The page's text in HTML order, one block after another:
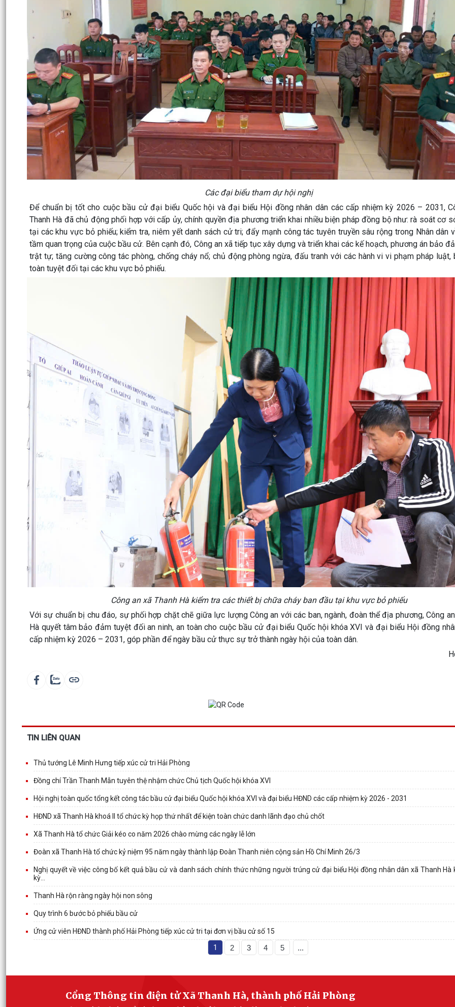
Các đại biểu tham dự hội nghị
Để chuẩn bị tốt cho cuộc bầu cử đại biểu Quốc hội và đại biểu Hội đồng nhân dân các cấp nhiệm kỳ 2026 – 2031,
Thanh Hà đã chủ động phối hợp với cấp ủy, chính quyền địa phương triển khai nhiều biện pháp đồng bộ như: rà soát cơ
tại các khu vực bỏ phiếu; kiểm tra, niêm yết danh sách cử tri; đẩy mạnh công tác tuyên truyền sâu rộng trong Nhân dân
tầm quan trọng của cuộc bầu cử. Bên cạnh đó, Công an xã tiếp tục xây dựng và triển khai các kế hoạch, phương án bảo
trật tự; tăng cường công tác phòng, chống cháy nổ; chủ động phòng ngừa, đấu tranh với các hành vi vi phạm pháp luật,
toàn tuyệt đối tại các khu vực bỏ phiếu.
Công an xã Thanh Hà kiểm tra các thiết bị chữa cháy ban đầu tại khu vực bỏ phiếu
Với sự chuẩn bị chu đáo, sự phối hợp chặt chẽ giữa lực lượng Công an với các ban, ngành, đoàn thể địa phương, Công
Hà quyết tâm bảo đảm tuyệt đối an ninh, an toàn cho cuộc bầu cử đại biểu Quốc hội khóa XVI và đại biểu Hội đồng
cấp nhiệm kỳ 2026 – 2031, góp phần để ngày bầu cử thực sự trở thành ngày hội của toàn dân.
TIN LIÊN QUAN
Thủ tướng Lê Minh Hưng tiếp xúc cử tri Hải Phòng
Đồng chí Trần Thanh Mẫn tuyên thệ nhậm chức Chủ tịch Quốc hội khóa XVI
Hội nghị toàn quốc tổng kết công tác bầu cử đại biểu Quốc hội khóa XVI và đại biểu HĐND các cấp nhiệm kỳ 2026 - 2031
HĐND xã Thanh Hà khoá II tổ chức kỳ họp thứ nhất để kiện toàn chức danh lãnh đạo chủ chốt
Xã Thanh Hà tổ chức Giải kéo co năm 2026 chào mừng các ngày lễ lớn
Đoàn xã Thanh Hà tổ chức kỷ niệm 95 năm ngày thành lập Đoàn Thanh niên cộng sản Hồ Chí Minh 26/3
Nghị quyết về việc công bố kết quả bầu cử và danh sách chính thức những người trúng cử đại biểu Hội đồng nhân dân xã Thanh Hà
kỳ...
Thanh Hà rộn ràng ngày hội non sông
Quy trình 6 bước bỏ phiếu bầu cử
Ứng cử viên HĐND thành phố Hải Phòng tiếp xúc cử tri tại đơn vị bầu cử số 15
1 2 3 4 5 ...
Cổng Thông tin điện tử Xã Thanh Hà, thành phố Hải Phòng